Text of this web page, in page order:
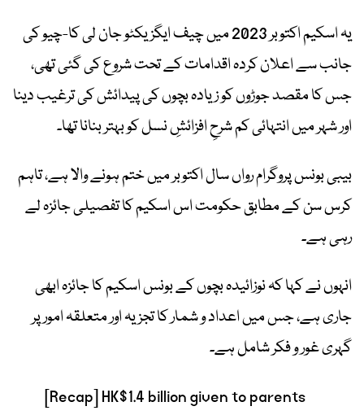
یہ اسکیم اکتوبر 2023 میں چیف ایگزیکٹو جان لی کا-چیو کی
جانب سے اعلان کردہ اقدامات کے تحت شروع کی گئی تھی،
جس کا مقصد جوڑوں کو زیادہ بچوں کی پیدائش کی ترغیب دینا
اور شہر میں انتہائی کم شرحِ افزائشِ نسل کو بہتر بنانا تھا۔
بیبی بونس پروگرام رواں سال اکتوبر میں ختم ہونے والا ہے، تاہم
کرس سن کے مطابق حکومت اس اسکیم کا تفصیلی جائزہ لے
رہی ہے۔
انہوں نے کہا کہ نوزائیدہ بچوں کے بونس اسکیم کا جائزہ ابھی
جاری ہے، جس میں اعداد و شمار کا تجزیہ اور متعلقہ امور پر
گہری غور و فکر شامل ہے۔
[Recap] HK$1.4 billion given to parents